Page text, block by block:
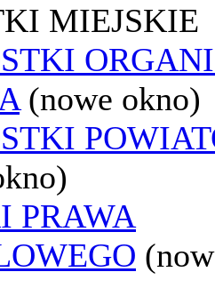
MIEJSKIE
(nowe okno)
PRAWA